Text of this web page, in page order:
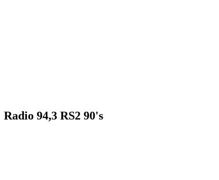
Radio 94,3 RS2 90's